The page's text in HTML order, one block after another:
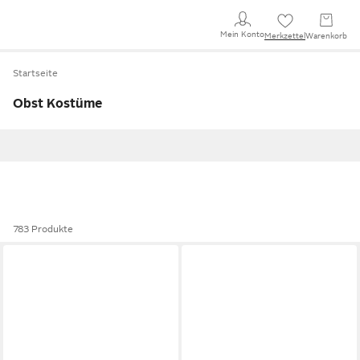
Mein KontoMerkzettel Warenkorb
Startseite
Obst Kostüme
783 Produkte